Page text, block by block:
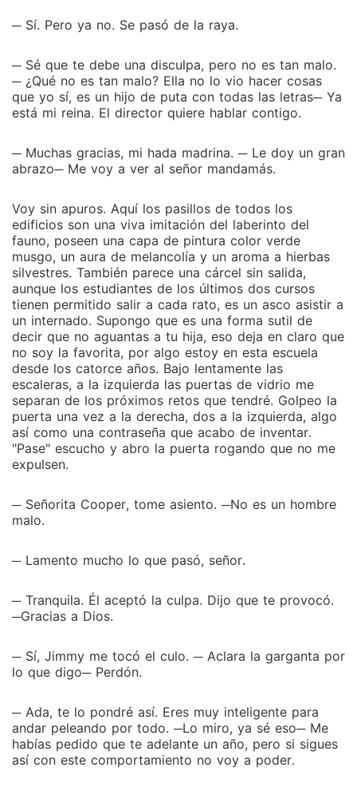
─ Sí. Pero ya no. Se pasó de la raya.
─ Sé que te debe una disculpa, pero no es tan malo.
─ ¿Qué no es tan malo? Ella no lo vio hacer cosas
que yo sí, es un hijo de puta con todas las letras─ Ya
está mi reina. El director quiere hablar contigo.
─ Muchas gracias, mi hada madrina. ─ Le doy un gran
abrazo─ Me voy a ver al señor mandamás.
Voy sin apuros. Aquí los pasillos de todos los
edificios son una viva imitación del laberinto del
fauno, poseen una capa de pintura color verde
musgo, un aura de melancolía y un aroma a hierbas
silvestres. También parece una cárcel sin salida,
aunque los estudiantes de los últimos dos cursos
tienen permitido salir a cada rato, es un asco asistir a
un internado. Supongo que es una forma sutil de
decir que no aguantas a tu hija, eso deja en claro que
no soy la favorita, por algo estoy en esta escuela
desde los catorce años. Bajo lentamente las
escaleras, a la izquierda las puertas de vidrio me
separan de los próximos retos que tendré. Golpeo la
puerta una vez a la derecha, dos a la izquierda, algo
así como una contraseña que acabo de inventar.
"Pase" escucho y abro la puerta rogando que no me
expulsen.
─ Señorita Cooper, tome asiento. ─No es un hombre
malo.
─ Lamento mucho lo que pasó, señor.
─ Tranquila. Él aceptó la culpa. Dijo que te provocó.
─Gracias a Dios.
─ Sí, Jimmy me tocó el culo. ─ Aclara la garganta por
lo que digo─ Perdón.
─ Ada, te lo pondré así. Eres muy inteligente para
andar peleando por todo. ─Lo miro, ya sé eso─ Me
habías pedido que te adelante un año, pero si sigues
así con este comportamiento no voy a poder.